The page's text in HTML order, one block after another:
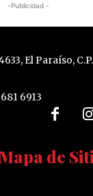
-Publicidad -
El Paraíso,
6913
de